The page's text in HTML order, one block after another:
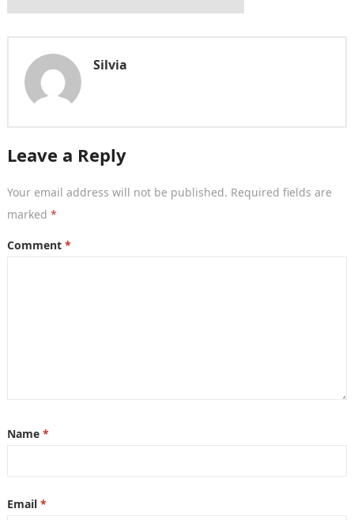
Silvia
Leave a Reply
Your email address will not be published. Required fields are
marked *
Comment *
Name *
Email *